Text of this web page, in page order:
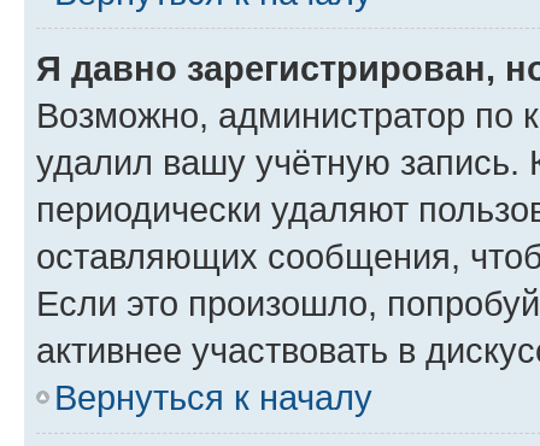
Я давно зарегистрирован,
Возможно, администратор по
удалил вашу учётную запись.
периодически удаляют
оставляющих сообщения,
Если это произошло,
активнее участвовать в
Вернуться к началу